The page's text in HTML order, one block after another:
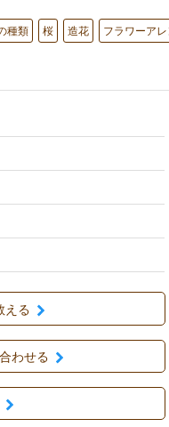
種類 桜 造花 フラワーア
える
わせる